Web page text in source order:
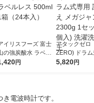
イリスフーズ 富士
の強炭酸水 ラベル
ス 500ml 1箱（24
円
アタックゼロ
ZERO) ドラ
詰め替え メガ
5,820円
電波時計です。